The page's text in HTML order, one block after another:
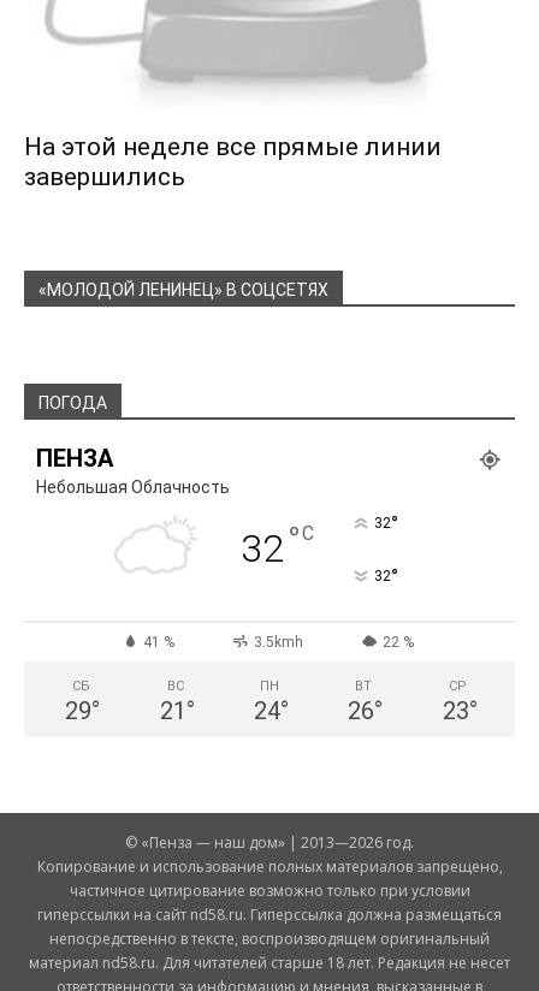
На этой неделе все прямые линии
завершились
«МОЛОДОЙ ЛЕНИНЕЦ» В СОЦСЕТЯХ
ПОГОДА
ПЕНЗА
Небольшая Облачность
32°C 32°
32°
41 % 3.5kmh 22 %
СБ
29°
ВС
21 °
ПН
24°
ВТ
26°
СР
23°
© «Пенза — наш дом» | 2013—2026 год.
Копирование и использование полных материалов запрещено,
частичное цитирование возможно только при условии
гиперссылки на сайт nd58.ru. Гиперссылка должна размещаться
непосредственно в тексте, воспроизводящем оригинальный
материал nd58.ru. Для читателей старше 18 лет. Редакция не несет